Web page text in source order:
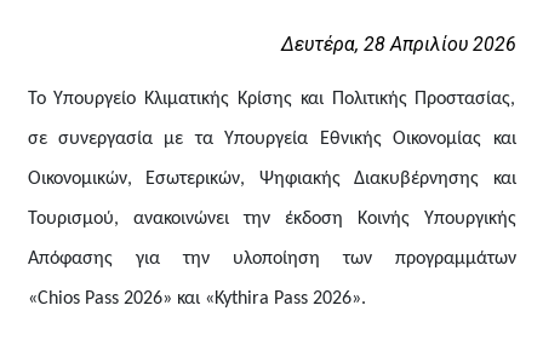
Δευτέρα, 28Απριλίου 2026
Το Υπουργείο Κλιματικής Κρίσης και Πολιτικής Προστασίας,
σε συνεργασία με τα Υπουργεία Εθνικής Οικονομίας και
Οικονομικών, Εσωτερικών, Ψηφιακής Διακυβέρνησης και
Τουρισμού, ανακοινώνει την έκδοση Κοινής Υπουργικής
Απόφασης για την υλοποίηση των προγραμμάτων
«Chios Pass2026» και «Kythira Pass2026».